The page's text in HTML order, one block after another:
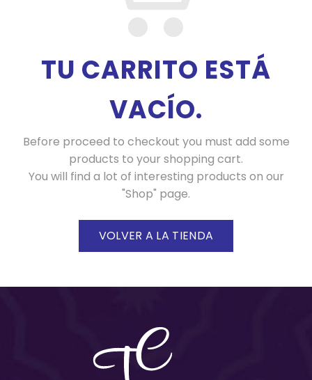
TU CARRITO ESTÁ
VACÍO.
Before proceed to checkout you must add some
products to your shopping cart.
You will find a lot of interesting products on our
"Shop" page.
VOLVER A LA TIENDA